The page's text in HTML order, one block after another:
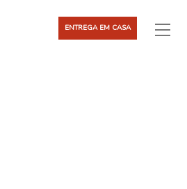
ENTREGA EM CASA